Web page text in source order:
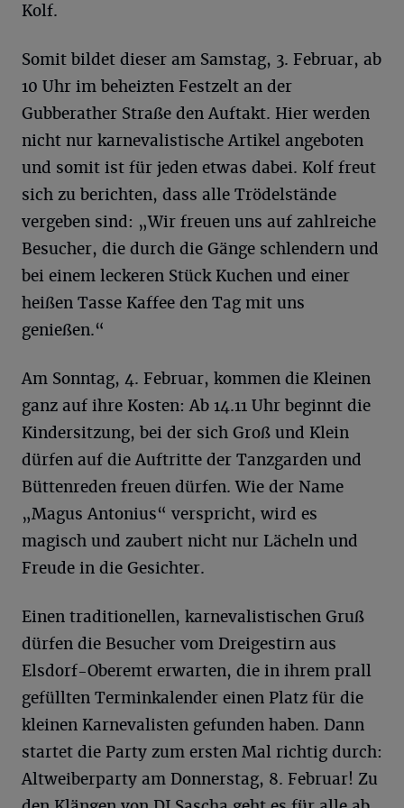
Kolf.
Somit bildet dieser am Samstag, 3. Februar, ab
10 Uhr im beheizten Festzelt an der
Gubberather Straße den Auftakt. Hier werden
nicht nur karnevalistische Artikel angeboten
und somit ist für jeden etwas dabei. Kolf freut
sich zu berichten, dass alle Trödelstände
vergeben sind: „Wir freuen uns auf zahlreiche
Besucher, die durch die Gänge schlendern und
bei einem leckeren Stück Kuchen und einer
heißen Tasse Kaffee den Tag mit uns
genießen.“
Am Sonntag, 4. Februar, kommen die Kleinen
ganz auf ihre Kosten: Ab 14.11 Uhr beginnt die
Kindersitzung, bei der sich Groß und Klein
dürfen auf die Auftritte der Tanzgarden und
Büttenreden freuen dürfen. Wie der Name
„Magus Antonius“ verspricht, wird es
magisch und zaubert nicht nur Lächeln und
Freude in die Gesichter.
Einen traditionellen, karnevalistischen Gruß
dürfen die Besucher vom Dreigestirn aus
Elsdorf-Oberemt erwarten, die in ihrem prall
gefüllten Terminkalender einen Platz für die
kleinen Karnevalisten gefunden haben. Dann
startet die Party zum ersten Mal richtig durch:
Altweiberparty am Donnerstag, 8. Februar! Zu